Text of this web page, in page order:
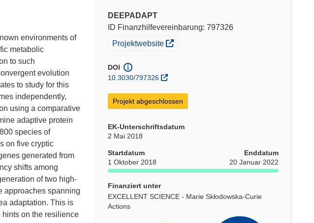
DEEPADAPT
ID Finanzhilfevereinbarung: 797326
(öffnet in neuem Fenster)
Projektwebsite
DOI
10.3030/797326
Projekt abgeschlossen
EK-Unterschriftsdatum
2 Mai 2018
Startdatum
1 Oktober 2018
Enddatum
20 Januar 2022
Finanziert unter
EXCELLENT SCIENCE - Marie Skłodowska-Curie
Actions
environments of
metabolic
to such
evolution
to study for this
independently,
using a comparative
adaptive protein
species of
on five cryptic
generated from
shifts among
of two high-
approaches spanning
adaptation. This is
on the resilience